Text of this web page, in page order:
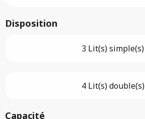
Disposition
3 Lit(s) simple(s)
4 Lit(s) double(s)
Capacité